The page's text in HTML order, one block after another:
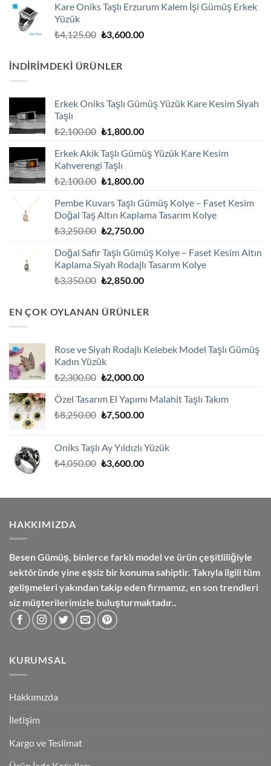
₺2,600.00.
Kare Oniks Taşlı Erzurum Kalem İşi Gümüş Erkek
Yüzük
₺4,125.00 Orijinal
₺3,600.00Şu
İNDIRIMDEKI ÜRÜNLER
Erkek Oniks Taşlı Gümüş Yüzük Kare Kesim Siyah
Taşlı
₺2,100.00 Orijinal
₺2,100.00.
₺1,800.00Şu
fiyat:
Erkek Akik Taşlı Gümüş Yüzük Kare Kesim
Kahverengi Taşlı
₺2,100.00 Orijinal
₺2,100.00.
₺1,800.00Şu
fiyat:
₺1,800.00.
Pembe Kuvars Taşlı Gümüş Kolye – Faset Kesim
Doğal Taş Altın Kaplama Tasarım Kolye
₺3,250.00 Orijinal
₺3,250.00.
₺2,750.00Şu
fiyat:
₺2,750.00.
Doğal Safir Taşlı Gümüş Kolye – Faset Kesim Altın
Kaplama Siyah Rodajlı Tasarım Kolye
₺3,350.00 Orijinal
₺3,350.00.
₺2,850.00Şu
₺2,850.00.
EN ÇOK OYLANAN ÜRÜNLER
Rose ve Siyah Rodajlı Kelebek Model Taşlı Gümüş
Kadın Yüzük
₺2,300.00 Orijinal
₺2,300.00.
₺2,000.00Şu
fiyat:
₺2,000.00.
Özel Tasarım El Yapımı Malahit Taşlı Takım
₺8,250.00 Orijinal
₺7,500.00Şu
₺7,500.00.
Oniks Taşlı Ay Yıldızlı Yüzük
₺4,050.00 Orijinal
₺3,600.00Şu
₺3,600.00.
HAKKIMIZDA
Besen Gümüş, binlerce farklı model ve ürün çeşitliliğiyle
sektöründe yine eşsiz bir konuma sahiptir. Takıyla ilgili tüm
gelişmeleri yakından takip eden firmamız, en son trendleri
siz müşterilerimizle buluşturmaktadır..
KURUMSAL
Hakkımızda
İletişim
Kargo ve Teslimat